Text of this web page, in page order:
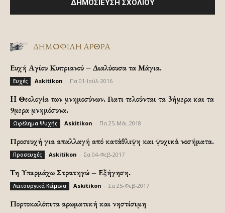
ΔΗΜΟΦΙΛΗ ΑΡΘΡΑ
Ευχή Αγίου Κυπριανού – Διαλύουσα τα Μάγια.
Ευχές Askitikon Πα 01-Ιούλ-2016
H Θεολογία των μνημοσύνων. Γιατι τελούνται τα 3ήμερα και τα
9μερα μνημόσυνα.
Ωφέλημα Ψυχής Askitikon Πα 25-Μάι-2018
Προσευχή για απαλλαγή από κατάθλιψη και ψυχικά νοσήματα.
Προσευχές Askitikon Σα 04-Φεβ-2017
Τη Υπερμάχω Στρατηγώ – Εξήγηση.
Λειτουργικά Κείμενα Askitikon Σα 25-Φεβ-2017
Πορτοκαλόπιτα αρωματική και νηστίσιμη